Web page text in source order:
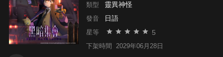
類型 靈異神怪
發音 日語
星等 5
下架時間 2029年06月28日